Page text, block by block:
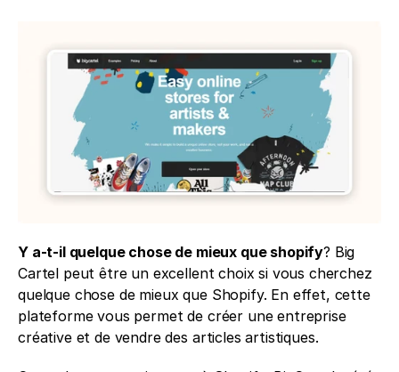
Y a-t-il quelque chose de mieux que shopify? Big
Cartel peut être un excellent choix si vous cherchez
quelque chose de mieux que Shopify. En effet, cette
plateforme vous permet de créer une entreprise
créative et de vendre des articles artistiques.